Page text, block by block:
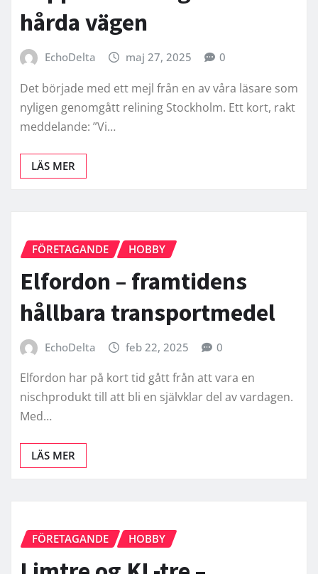
hårda vägen
EchoDelta maj 27, 2025 0
Det började med ett mejl från en av våra läsare som
nyligen genomgått relining Stockholm. Ett kort, rakt
meddelande: ”Vi…
LÄS MER
FÖRETAGANDE HOBBY
Elfordon – framtidens
hållbara transportmedel
EchoDelta feb 22, 2025 0
Elfordon har på kort tid gått från att vara en
nischprodukt till att bli en självklar del av vardagen.
Med…
LÄS MER
FÖRETAGANDE HOBBY